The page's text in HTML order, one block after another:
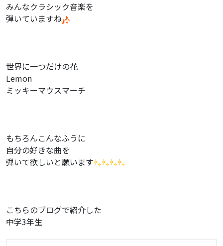
みんなクラシック音楽を
弾いていますね
世界に一つだけの花
Lemon
ミッキーマウスマーチ
もちろんこんなふうに
自分の好きな曲を
弾いて欲しいと願います
こちらのブログで紹介した
中学3年生